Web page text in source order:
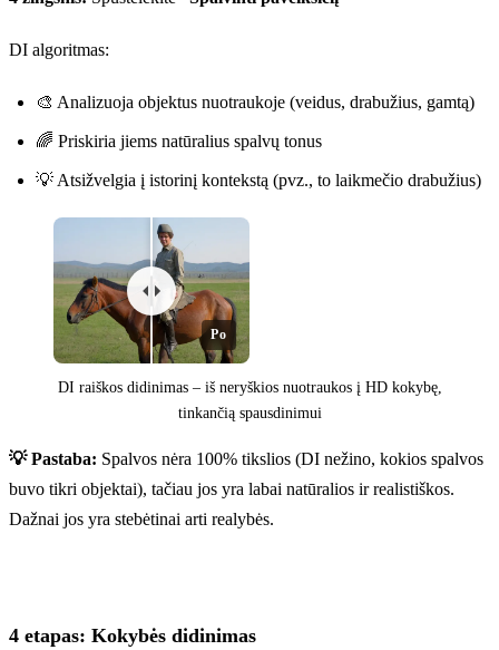
DI algoritmas:
🎨 Analizuoja objektus nuotraukoje (veidus, drabužius, gamtą)
🌈 Priskiria jiems natūralius spalvų tonus
💡 Atsižvelgia į istorinį kontekstą (pvz., to laikmečio drabužius)
Prieš
Po
DI raiškos didinimas – iš neryškios nuotraukos į HD kokybę,
tinkančią spausdinimui
💡 Pastaba: Spalvos nėra 100% tikslios (DI nežino, kokios spalvos
buvo tikri objektai), tačiau jos yra labai natūralios ir realistiškos.
Dažnai jos yra stebėtinai arti realybės.
4 etapas: Kokybės didinimas